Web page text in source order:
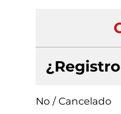
No / Cancelado